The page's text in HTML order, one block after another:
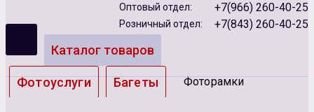
Оптовый отдел: +7(966) 260-40-25
Розничный отдел: +7(843) 260-40-25
Каталог товаров
Фотоуслуги Багеты Фоторамки